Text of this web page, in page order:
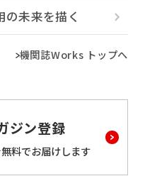
未来を描く
機関誌Works トップへ
ジン登録
無料でお届けします